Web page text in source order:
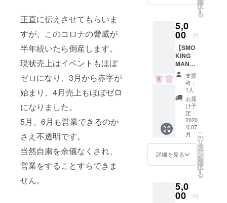
正直に伝えさせてもらいま
すが、このコロナの脅威が
半年続いたら倒産します。
現状売上はイベントもほぼ
ゼロになり、3月から赤字が
始まり、4月売上もほぼゼロ
になりました。
5月、6月も営業できるのか
さえ不透明です。
当然自粛を余儀なくされ、
営業をすることすらできま
せん。
送のみ
ります
(送料込
み)。
XL /
XXL ※支
援時に
ご希望
のサイ
ズをお
選びく
ださ
い。 *郵
送のみ
のお届
けにな
ります
(送料込
み)。
希望の
タイプ
をお選
びくだ
さい。
・サイ
ズ展開
M / L /
XL /
XXL ※支
援時に
ご希望
のサイ
ズをお
選びく
ださ
い。 *郵
送のみ
(送料込
み)。
択
す
る
5,0
00 円
【SMO
KING
MAN
TEE】
半袖T
シャツ
Design
ed by :
SUMME
JACKE
ラー展
開 ピン
ク ・サ
イズ展
/ XL /
XXL ※支
援時に
支援
者：
1人
お届
け予
定：
2020
年07
月
詳細を見る
こ
の
リ
タ
ー
ン
を
選
択
す
る
5,0
00 円